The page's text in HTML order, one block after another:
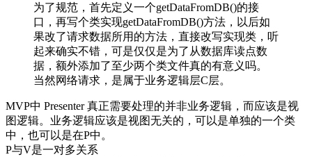
为了规范，首先定义一个getDataFromDB()的接
口，再写个类实现getDataFromDB()方法，以后如
果改了请求数据所用的方法，直接改写实现类，听
起来确实不错，可是仅仅是为了从数据库读点数
据，额外添加了至少两个类文件真的有意义吗。
当然网络请求，是属于业务逻辑层C层。
MVP中 Presenter 真正需要处理的并非业务逻辑，而应该是视
图逻辑。业务逻辑应该是视图无关的，可以是单独的一个类
中，也可以是在P中。
P与V是一对多关系